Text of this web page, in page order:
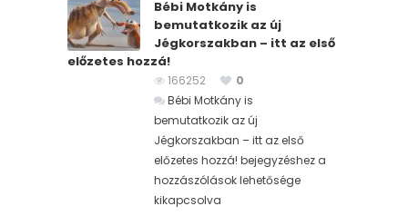
Bébi Motkány is
bemutatkozik az új
Jégkorszakban – itt az első
előzetes hozzá!
166252
0
Bébi Motkány is
bemutatkozik az új
Jégkorszakban – itt az első
előzetes hozzá! bejegyzéshez a
hozzászólások lehetősége
kikapcsolva